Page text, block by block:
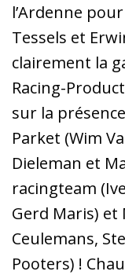
l’Ardenne
Tessels et
clairement la
Racing-
sur la
Parket (Wim
Dieleman et
racingteam
Gerd Maris) et
Ceulemans,
Pooters) !